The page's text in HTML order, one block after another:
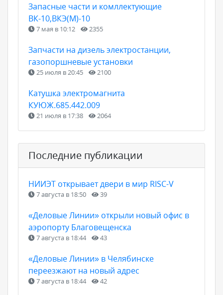
Запасные части и комллектующие
ВК-10,ВКЭ(М)-10
7 мая в 10:12 2355
Запчасти на дизель электростанции,
газопоршневые установки
25 июля в 20:45 2100
Катушка электромагнита
КУЮЖ.685.442.009
21 июля в 17:38 2064
Последние публикации
НИИЭТ открывает двери в мир RISC-V
7 августа в 18:50 39
«Деловые Линии» открыли новый офис в
аэропорту Благовещенска
7 августа в 18:44 43
«Деловые Линии» в Челябинске
переезжают на новый адрес
7 августа в 18:44 42